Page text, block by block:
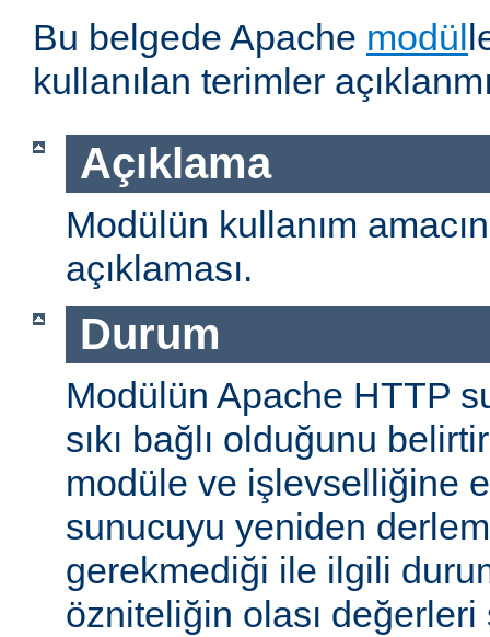
Bu belgede Apache modül
kullanılan terimler
Açıklama
Modülün kullanım
açıklaması.
Durum
Modülün Apache HTTP
sıkı bağlı olduğunu
modüle ve işlevselliğine
sunucuyu yeniden
gerekmediği ile ilgili
özniteliğin olası değerleri